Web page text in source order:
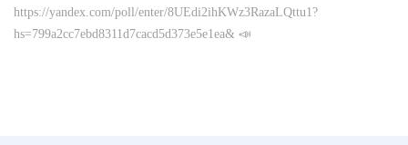
https://yandex.com/poll/enter/8UEdi2ihKWz3RazaLQttu1?
hs=799a2cc7ebd8311d7cacd5d373e5e1ea& 📣